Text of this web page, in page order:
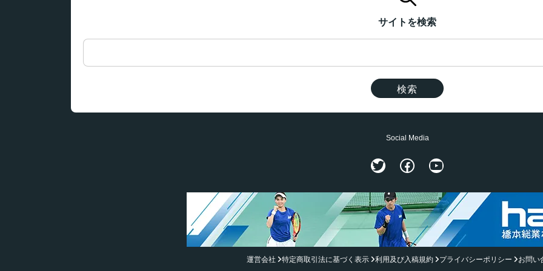
サイトを検索
検
Social Media
TwitterFacebook
YouTube
運営会社 特定商取引法に基づく表示 利用及び入稿規約 プライバシーポリシー お問い